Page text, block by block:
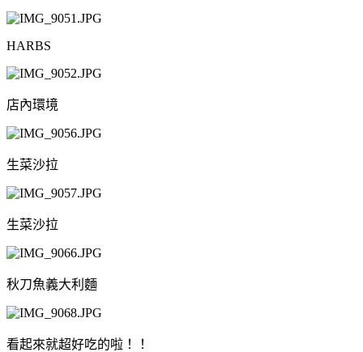
HARBS
店內環境
生菜沙拉
生菜沙拉
秋刀魚義大利麵
看起來就超好吃的啦！！